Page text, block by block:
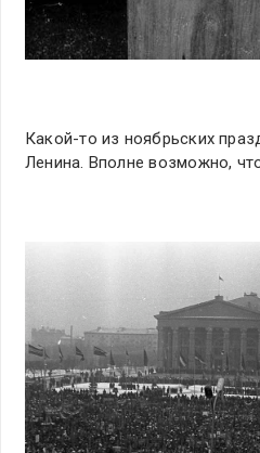
Какой-то из ноябрьских
Ленина. Вполне возможно,